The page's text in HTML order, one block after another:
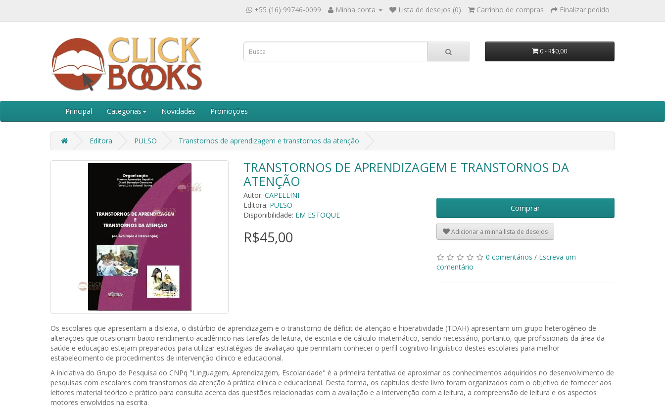
+55 (16) 99746-0099 Minha conta Lista de desejos (0) Carrinho de compras Finalizar pedido
0 - R$0,00
Principal Categorias Novidades Promoções
Editora PULSO Transtornos de aprendizagem e transtornos da atenção
TRANSTORNOS DE APRENDIZAGEM E TRANSTORNOS DA
ATENÇÃO
Autor: CAPELLINI
Editora: PULSO
Disponibilidade: EM ESTOQUE
R$45,00
Comprar
Adicionar a minha lista de desejos
0 comentários / Escreva um
comentário
Os escolares que apresentam a dislexia, o distúrbio de aprendizagem e o transtorno de déficit de atenção e hiperatividade (TDAH) apresentam um grupo heterogêneo de
alterações que ocasionam baixo rendimento acadêmico nas tarefas de leitura, de escrita e de cálculo-matemático, sendo necessário, portanto, que profissionais da área da
saúde e educação estejam preparados para utilizar estratégias de avaliação que permitam conhecer o perfil cognitivo-linguístico destes escolares para melhor
estabelecimento de procedimentos de intervenção clínico e educacional.
A iniciativa do Grupo de Pesquisa do CNPq "Linguagem, Aprendizagem, Escolaridade" é a primeira tentativa de aproximar os conhecimentos adquiridos no desenvolvimento de
pesquisas com escolares com transtornos da atenção à prática clínica e educacional. Desta forma, os capítulos deste livro foram organizados com o objetivo de fornecer aos
leitores material teórico e prático para consulta acerca das questões relacionadas com a avaliação e a intervenção com a leitura, a compreensão de leitura e os aspectos
motores envolvidos na escrita.